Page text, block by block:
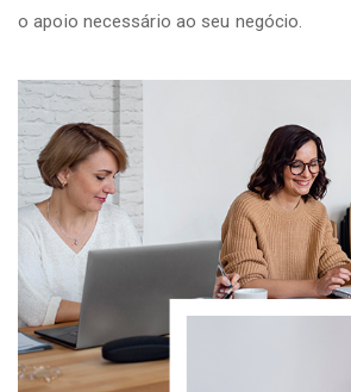
o apoio necessário ao seu negócio.